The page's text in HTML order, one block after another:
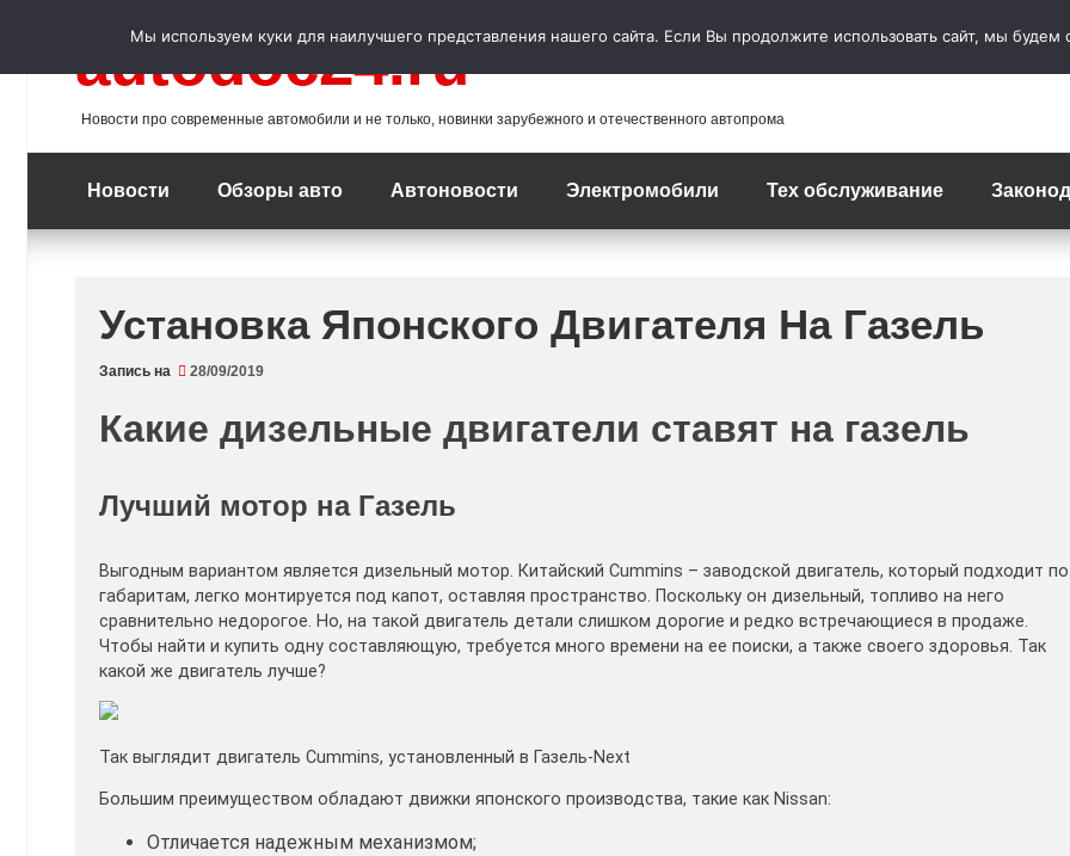
autodoc24.ru
Новости про современные автомобили и не только, новинки зарубежного и отечественного автопрома
Новости Обзоры авто Автоновости Электромобили Тех обслуживание
Установка Японского Двигателя На Газель
Запись на 28/09/2019
Какие дизельные двигатели ставят на газель
Лучший мотор на Газель
Выгодным вариантом является дизельный мотор. Китайский Cummins – заводской двигатель, который подходит по
габаритам, легко монтируется под капот, оставляя пространство. Поскольку он дизельный, топливо на него
сравнительно недорогое. Но, на такой двигатель детали слишком дорогие и редко встречающиеся в продаже.
Чтобы найти и купить одну составляющую, требуется много времени на ее поиски, а также своего здоровья. Так
какой же двигатель лучше?
Так выглядит двигатель Cummins, установленный в Газель-Next
Большим преимуществом обладают движки японского производства, такие как Nissan:
Отличается надежным механизмом;
Мы используем куки для наилучшего представления нашего сайта. Если Вы продолжите использовать сайт, мы будем